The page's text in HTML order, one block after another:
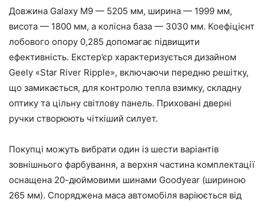
Довжина Galaxy M9 — 5205 мм, ширина — 1999 мм,
висота — 1800 мм, а колісна база — 3030 мм. Коефіцієнт
лобового опору 0,285 допомагає підвищити
ефективність. Екстер’єр характеризується дизайном
Geely «Star River Ripple», включаючи передню решітку,
що замикається, для контролю тепла взимку, складну
оптику та цільну світлову панель. Приховані дверні
ручки створюють чіткіший силует.
Покупці можуть вибрати один із шести варіантів
зовнішнього фарбування, а верхня частина комплектації
оснащена 20-дюймовими шинами Goodyear (шириною
265 мм). Споряджена маса автомобіля варіюється від